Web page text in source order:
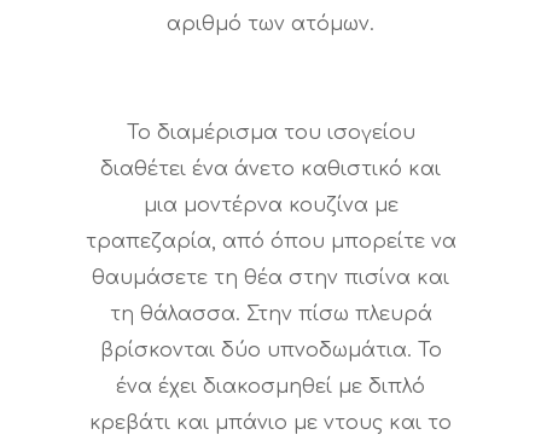
αριθμό των ατόμων.
Το διαμέρισμα του ισογείου
διαθέτει ένα άνετο καθιστικό και
μια μοντέρνα κουζίνα με
τραπεζαρία, από όπου μπορείτε να
θαυμάσετε τη θέα στην πισίνα και
τη θάλασσα. Στην πίσω πλευρά
βρίσκονται δύο υπνοδωμάτια. Το
ένα έχει διακοσμηθεί με διπλό
κρεβάτι και μπάνιο με ντους και το